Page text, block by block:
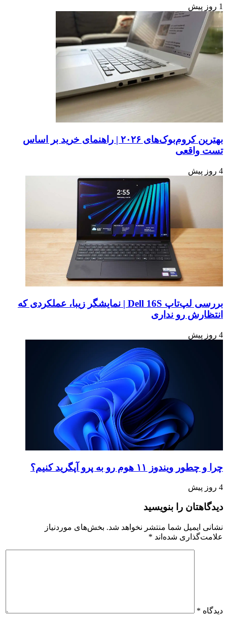
1 روز پیش
بهترین کروم‌بوک‌های ۲۰۲۶ | راهنمای خرید بر اساس
تست واقعی
4 روز پیش
بررسی لپ‌تاپ Dell 16S | نمایشگر زیبا، عملکردی که
انتظارش رو نداری
4 روز پیش
چرا و چطور ویندوز ۱۱ هوم رو به پرو آپگرید کنیم؟
4 روز پیش
دیدگاهتان را بنویسید
نشانی ایمیل شما منتشر نخواهد شد. بخش‌های موردنیاز
علامت‌گذاری شده‌اند *
دیدگاه *